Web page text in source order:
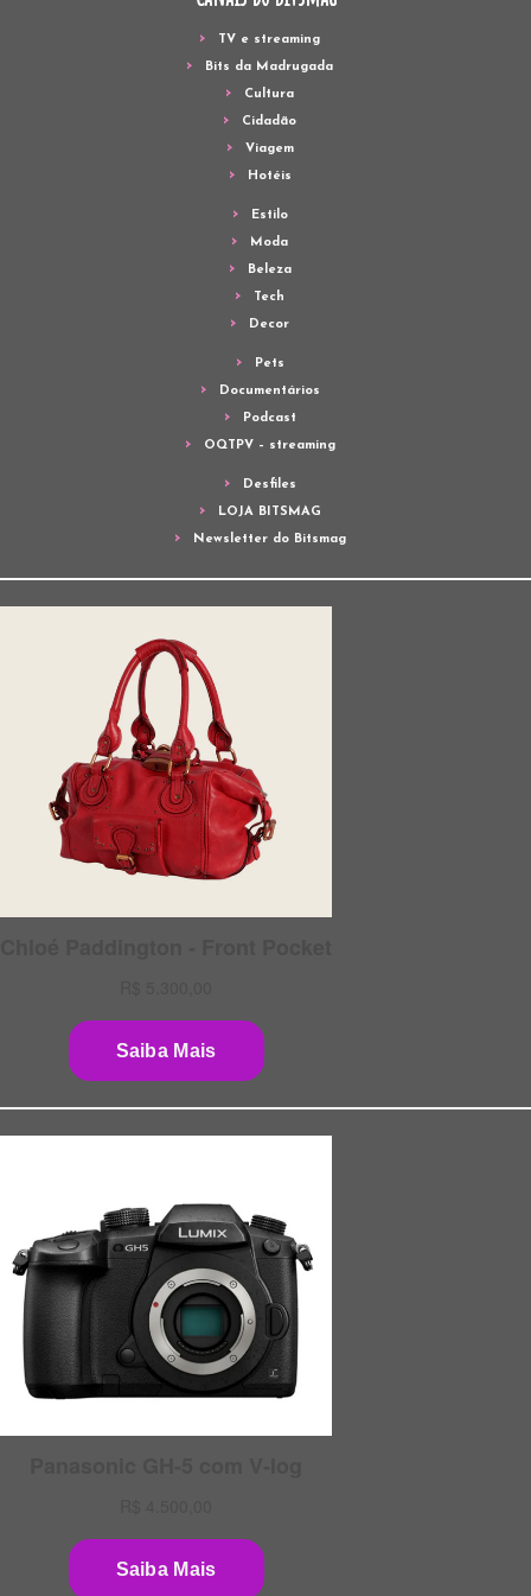
TV e streaming
Bits da Madrugada
Cultura
Cidadão
Viagem
Hotéis
Estilo
Moda
Beleza
Tech
Decor
Pets
Documentários
Podcast
OQTPV – streaming
Desfiles
LOJA BITSMAG
Newsletter do Bitsmag